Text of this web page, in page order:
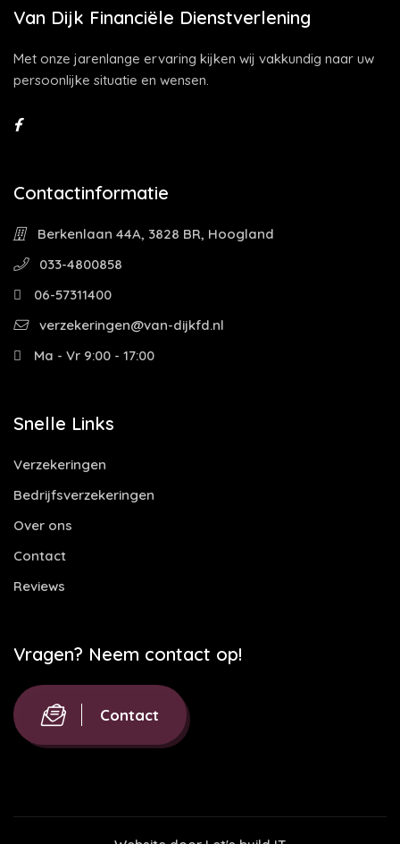
Van Dijk Financiële Dienstverlening
Met onze jarenlange ervaring kijken wij vakkundig naar uw
persoonlijke situatie en wensen.
Contactinformatie
Berkenlaan 44A, 3828 BR, Hoogland
033-4800858
06-57311400
verzekeringen@van-dijkfd.nl
Ma - Vr 9:00 - 17:00
Snelle Links
Verzekeringen
Bedrijfsverzekeringen
Over ons
Contact
Reviews
Vragen? Neem contact op!
Contact